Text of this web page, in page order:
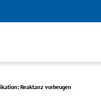
Reaktanz vorbeugen